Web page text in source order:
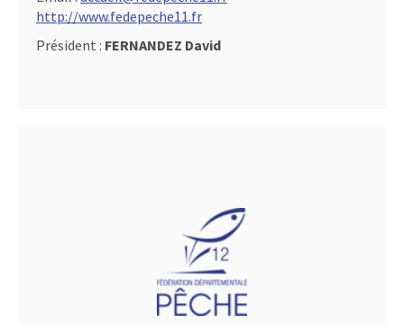
http://www.fedepeche11.fr
Président : FERNANDEZ David